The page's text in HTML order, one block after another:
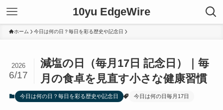
10yu EdgeWire
ホーム 今日は何の日？毎日を彩る歴史や記念日
減塩の日（毎月17日 記念日）｜毎
月の食卓を見直す小さな健康習慣
2026
6/17
今日は何の日？毎日を彩る歴史や記念日 今日は何の日毎月17日